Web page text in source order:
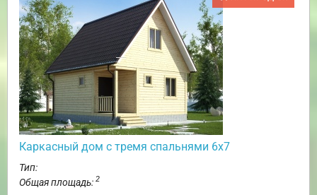
Каркасный дом с тремя спальнями 6х7
Тип:
Общая площадь: 2